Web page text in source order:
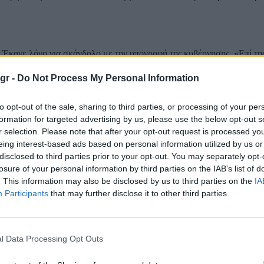
- Do Not Process My Personal Information
opt-out of the sale, sharing to third parties, or processing of your
for targeted advertising by us, please use the below opt-out
selection. Please note that after your opt-out request is processed
interest-based ads based on personal information utilized by us
to third parties prior to your opt-out. You may separately
of your personal information by third parties on the IAB’s list of
This information may also be disclosed by us to third parties on the
Participants that may further disclose it to other third parties.
Data Processing Opt Outs
λόγο για σκάνδαλο με την υπογραφή της κυβέρνησης. «Επί
πελατειακών σχέσεων», τόνισε.
αίτημα να έχει πρόσβαση η επιτροπή στο σύνολο των ψηφιακών
ότι έπρεπε να σταλούν στη Βουλή. Το να κλείσουμε την
την αναγκαιότητα για κλήση νέων μαρτύρων, είναι πράξη που
αξιόποινη πράξη. Η εγκληματική οργάνωση δεν καλύπτεται από
πως η Πλεύση Ελευθερίας θα προσκομίσει όλο το υλικό της